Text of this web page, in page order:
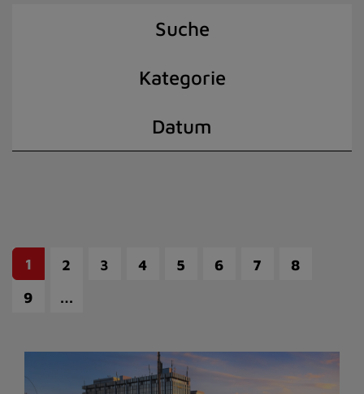
Suche
Kategorie
Datum
1 2 3 4 5 6 7
8
9
…